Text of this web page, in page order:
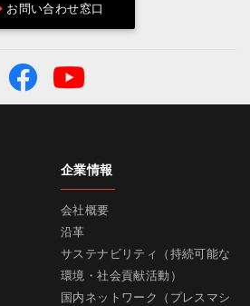
お問い合わせ窓口
企業情報
会社概要
沿革
サステナビリティ（持続可能な
環境・社会貢献活動）
国内ネットワーク（プレスマシ